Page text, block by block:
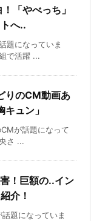
「やべっち」
へ..
題になっていま
で活躍 ...
りのCM動画あ
ュン」
が話題になって
さ ...
！巨額の..イン
介！
題になっていま